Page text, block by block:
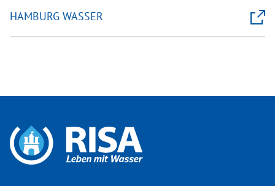
HAMBURG WASSER